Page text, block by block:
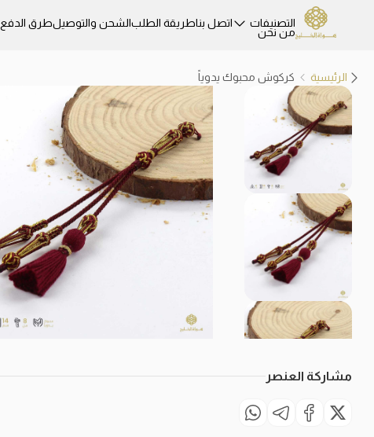
التصنيفات اتصل بناطريقة الطلبالشحن والتوصيلطرق الدفع
من نحن
الرئيسية كركوش محبوك يدوياً
مشاركة العنصر